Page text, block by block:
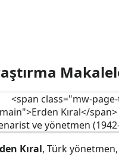
Kıral, Türk yönetmen,